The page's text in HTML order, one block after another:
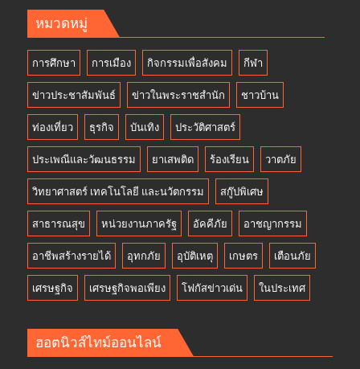
หมวดหมู่
การศึกษา การเมือง กิจกรรมเพื่อสังคม กีฬา
ข่าวประชาสัมพันธ์ ข่าวในพระราชสำนัก ชาวบ้าน
ท่องเที่ยว ธุรกิจ บันเทิง ประวัติศาสตร์
ประเพณีและวัฒนธรรม ยาเสพติด ร้องเรียน วาตภัย
วิทยาศาสตร์ เทคโนโลยี และนวัตกรรม สกู๊ปพิเศษ
สาธารณสุข หน่วยงานภาครัฐ อัคคีภัย อาชญากรรม
อาชีพสร้างรายได้ อุทกภัย อุบัติเหตุ เกษตร เตือนภัย
เศรษฐกิจ เศรษฐกิจพอเพียง โฟกัสข่าวเด่น ในประเทศ
ฮอตนิวส์ไทม์ออนไลน์